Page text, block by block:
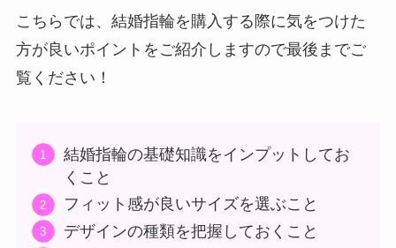
こちらでは、結婚指輪を購入する際に気をつけた
方が良いポイントをご紹介しますので最後までご
覧ください！
結婚指輪の基礎知識をインプットしてお
くこと
フィット感が良いサイズを選ぶこと
デザインの種類を把握しておくこと